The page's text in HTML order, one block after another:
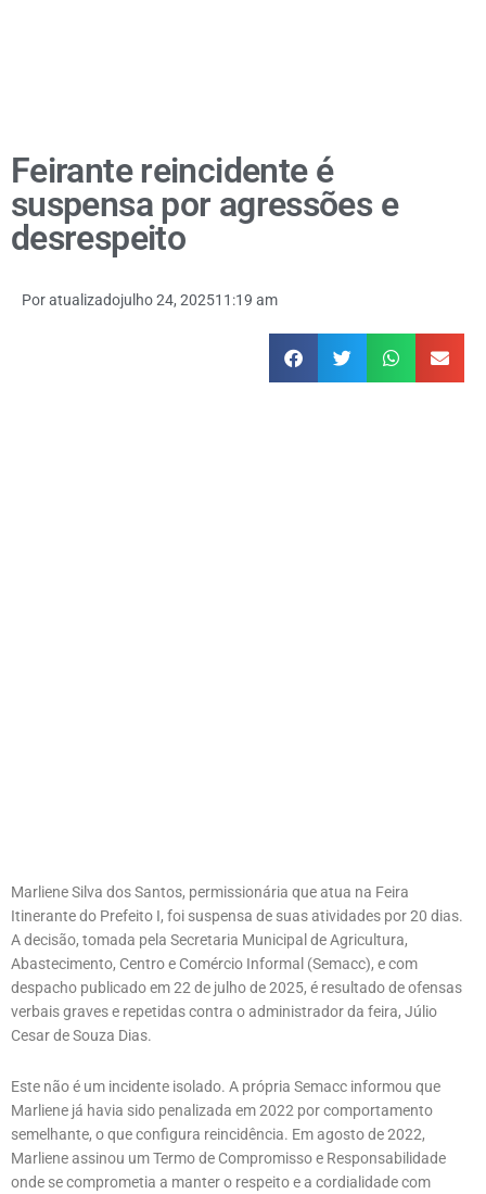
Feirante reincidente é
suspensa por agressões e
desrespeito
Poratualizadojulho 24, 202511:19 am
Marliene Silva dos Santos, permissionária que atua na Feira
Itinerante do Prefeito I, foi suspensa de suas atividades por 20 dias.
A decisão, tomada pela Secretaria Municipal de Agricultura,
Abastecimento, Centro e Comércio Informal (Semacc), e com
despacho publicado em 22 de julho de 2025, é resultado de ofensas
verbais graves e repetidas contra o administrador da feira, Júlio
Cesar de Souza Dias.
Este não é um incidente isolado. A própria Semacc informou que
Marliene já havia sido penalizada em 2022 por comportamento
semelhante, o que configura reincidência. Em agosto de 2022,
Marliene assinou um Termo de Compromisso e Responsabilidade
onde se comprometia a manter o respeito e a cordialidade com